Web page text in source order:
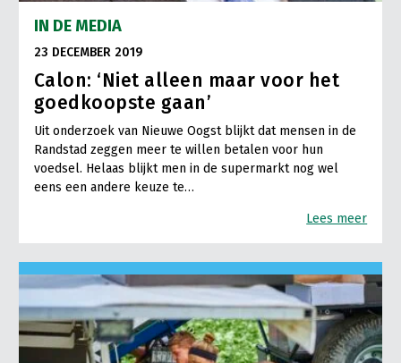
IN DE MEDIA
23 DECEMBER 2019
Calon: ‘Niet alleen maar voor het
goedkoopste gaan’
Uit onderzoek van Nieuwe Oogst blijkt dat mensen in de
Randstad zeggen meer te willen betalen voor hun
voedsel. Helaas blijkt men in de supermarkt nog wel
eens een andere keuze te…
Lees meer